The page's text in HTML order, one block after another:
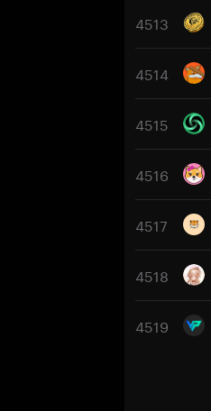
4513
4514
4515
4516
4517
4518
4519